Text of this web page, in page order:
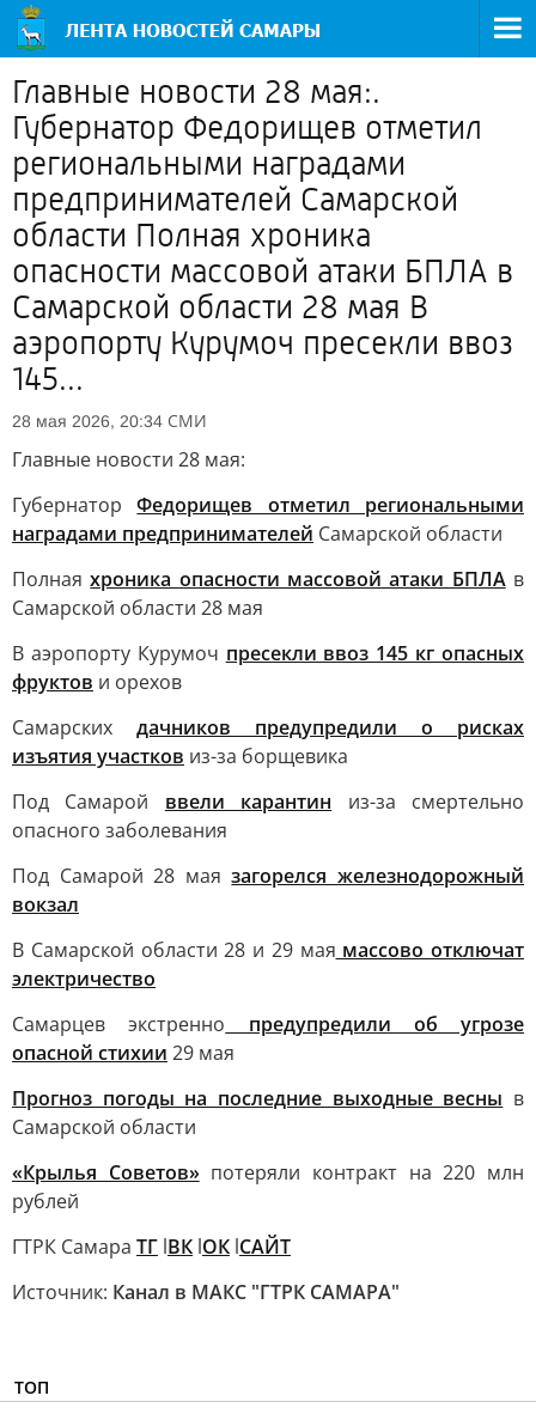
Главные новости 28 мая:.
Губернатор Федорищев отметил
региональными наградами
предпринимателей Самарской
области Полная хроника
опасности массовой атаки БПЛА в
Самарской области 28 мая В
аэропорту Курумоч пресекли ввоз
145...
28 мая 2026, 20:34 СМИ
Главные новости 28 мая:
ГубернаторФедорищев отметил региональными
наградами предпринимателей Самарской области
Полнаяхроника опасности массовой атаки БПЛАв
Самарской области 28 мая
В аэропорту Курумоч пресекли ввоз 145 кг опасных
фруктов и орехов
Самарских дачников предупредили о рисках
изъятия участков из-за борщевика
Под Самарой ввели карантин из-за смертельно
опасного заболевания
Под Самарой 28 маязагорелся железнодорожный
вокзал
В Самарской области 28 и 29 мая массово отключат
электричество
Самарцев экстренно предупредили об угрозе
опасной стихии 29 мая
Прогноз погоды на последние выходные весны в
Самарской области
«Крылья Советов»потеряли контракт на 220 млн
рублей
ГТРК Самара ТГ lВК lОК lСАЙТ
Источник: Канал в МАКС "ГТРК САМАРА"
ТОП